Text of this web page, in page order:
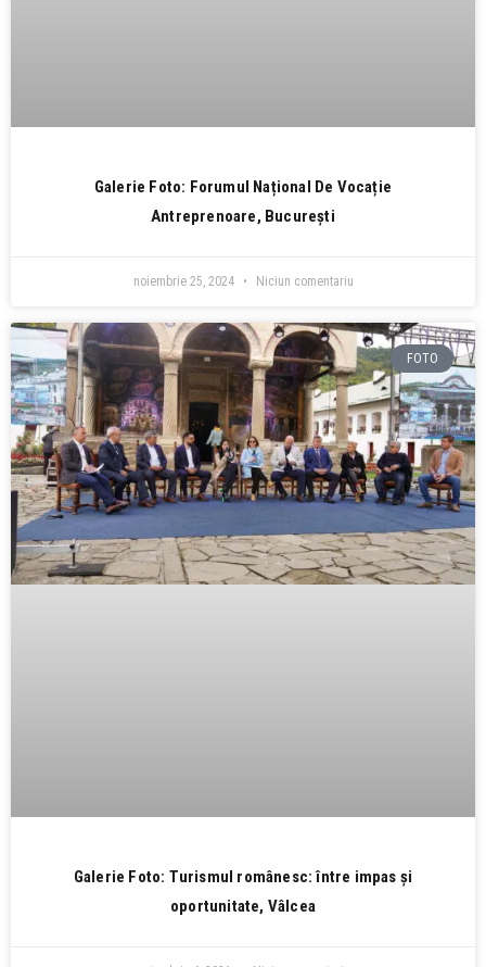
Galerie Foto: Forumul Național De Vocație
Antreprenoare, București
noiembrie 25, 2024 Niciun comentariu
FOTO
Galerie Foto: Turismul românesc: între impas și
oportunitate, Vâlcea